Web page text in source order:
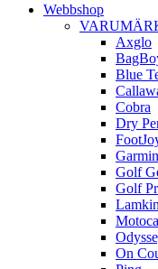
Webbshop
Axglo
Blue
Cobra
Dry
Garmin
Golf
Golf
Lamkin
On